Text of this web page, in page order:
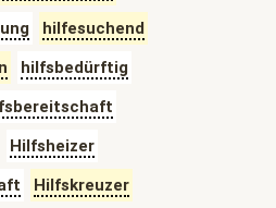
hilfesuchend
hilfsbedürftig
Hilfsheizer
Hilfskreuzer